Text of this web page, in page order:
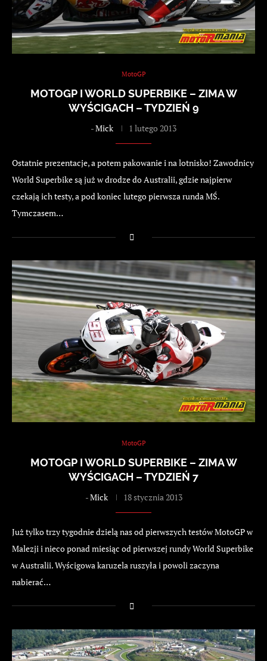
MotoGP
MOTOGP I WORLD SUPERBIKE – ZIMA W
WYŚCIGACH – TYDZIEŃ 9
-Mick 1 lutego 2013
Ostatnie prezentacje, a potem pakowanie i na lotnisko! Zawodnicy
World Superbike są już w drodze do Australii, gdzie najpierw
czekają ich testy, a pod koniec lutego pierwsza runda MŚ.
Tymczasem…
MotoGP
MOTOGP I WORLD SUPERBIKE – ZIMA W
WYŚCIGACH – TYDZIEŃ 7
-Mick 18 stycznia 2013
Już tylko trzy tygodnie dzielą nas od pierwszych testów MotoGP w
Malezji i nieco ponad miesiąc od pierwszej rundy World Superbike
w Australii. Wyścigowa karuzela ruszyła i powoli zaczyna
nabierać…